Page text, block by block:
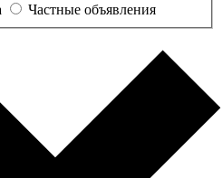
Частные объявления